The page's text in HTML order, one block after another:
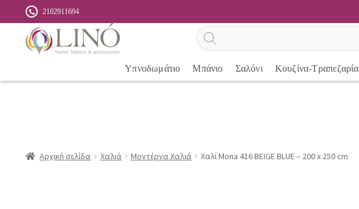
2102911694
Αναζήτηση
προϊόντων
Υπνοδωμάτιο Μπάνιο Σαλόνι Κουζίνα-Τραπεζαρία
Αρχική σελίδα Χαλιά Μοντέρνα Χαλιά Χαλί Mona 416 BEIGE BLUE – 200 x 250 cm